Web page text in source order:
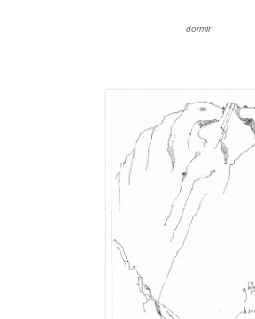
dormir